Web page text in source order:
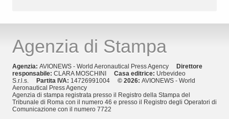
Agenzia di Stampa
Agenzia: AVIONEWS - World Aeronautical Press Agency Direttore
responsabile: CLARA MOSCHINI Casa editrice: Urbevideo
S.r.l.s. Partita IVA: 14726991004 © 2026: AVIONEWS - World
Aeronautical Press Agency
Agenzia di stampa registrata presso il Registro della Stampa del
Tribunale di Roma con il numero 46 e presso il Registro degli Operatori di
Comunicazione con il numero 7722